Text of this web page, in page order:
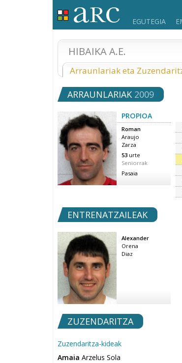
EGUTEGIA
HIBAIKA A.E.
Arraunlariak eta
ARRAUNLARIAK 2009
PROPIOA
Roman
Araujo
Zarza
53 urte
Seniorrak
Pasaia
ENTRENATZAILEAK
Alexander
Orena
Diaz
ZUZENDARITZA
Zuzendaritza-kideak
Amaia Arzelus Sola